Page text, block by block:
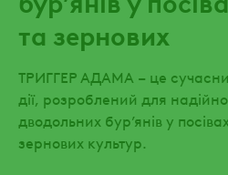
та зернових
ТРИГГЕР АДАМА – це
дії, розроблений для
дводольних бур’янів у
зернових культур.